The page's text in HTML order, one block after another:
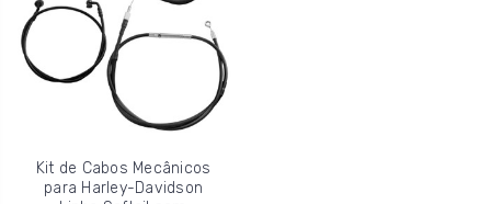
Kit de Cabos Mecânicos
para Harley-Davidson